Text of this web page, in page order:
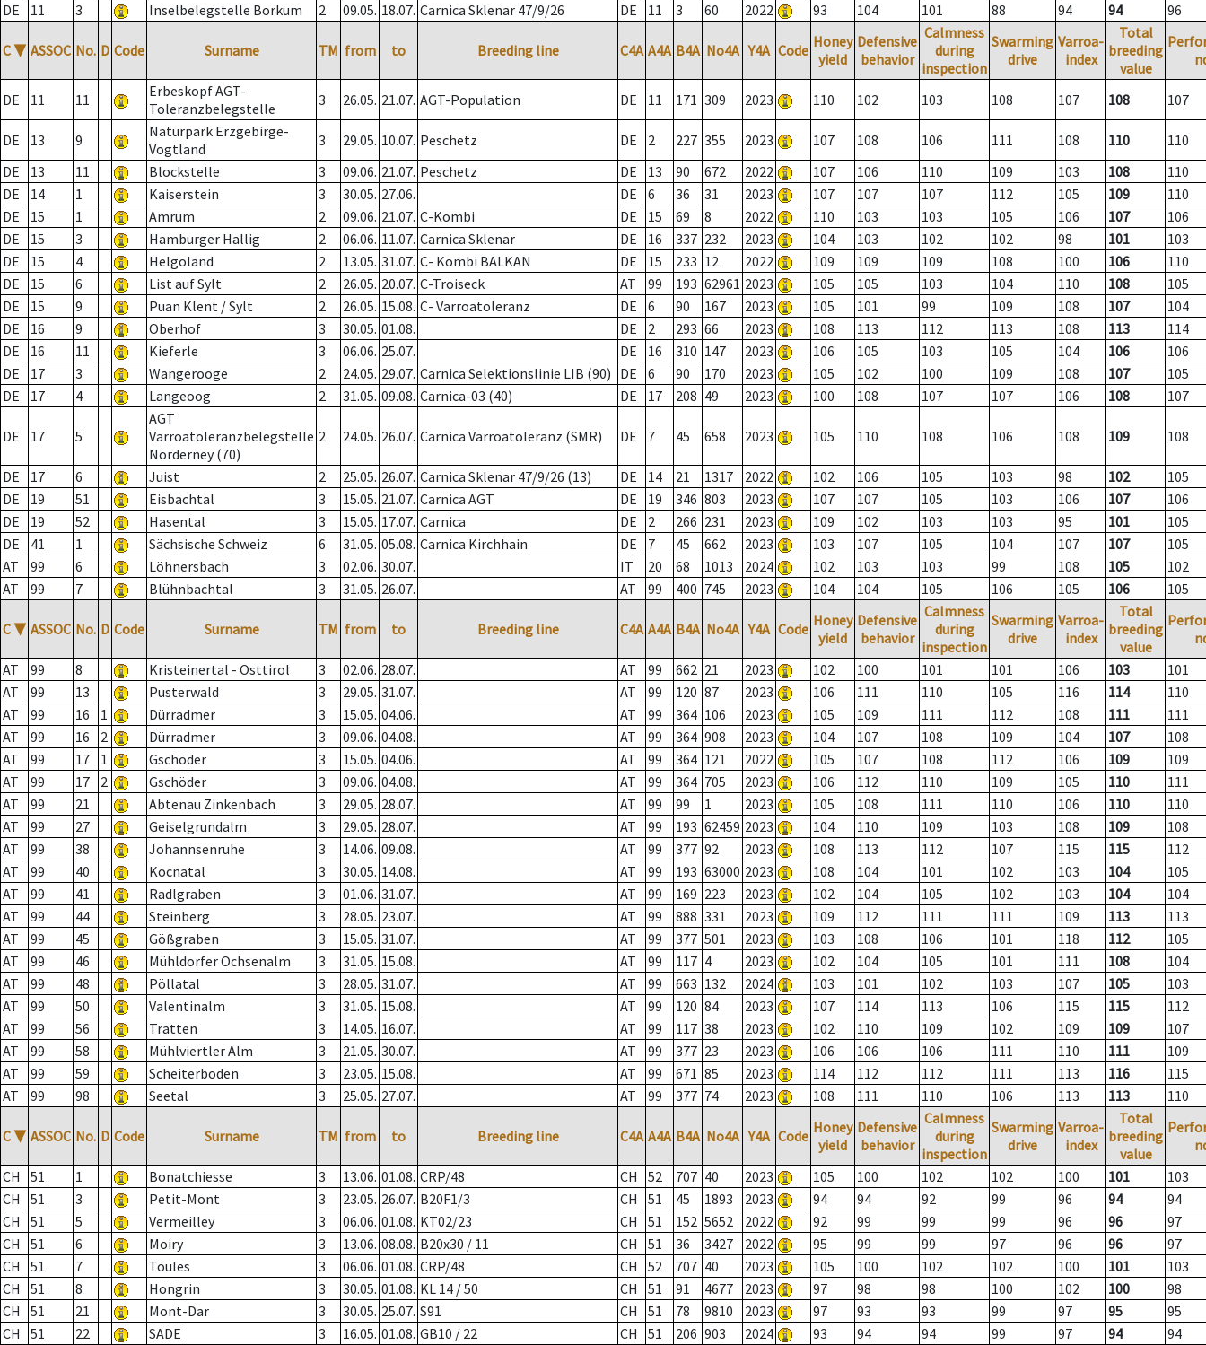
DE
11 3 Inselbelegstelle Borkum 2 09.05. 18.07. Carnica Sklenar 47/9/26 DE 11 3 60 2022 93 104 101 88 94 94 96
C ▼ ASSOC No. D Code Surname TM from to Breeding line C4A A4A B4A No4A Y4A Code Honey
yield
Defensive
behavior
Calmness
during
inspection
Swarming
drive
Varroa-
index
Total
breeding
value
DE 11 11
Erbeskopf AGT-
Toleranzbelegstelle
3 26.05. 21.07. AGT-Population DE 11 171 309 2023 110 102 103 108 107 108 107
DE 13 9
Naturpark Erzgebirge-
Vogtland
3 29.05. 10.07. Peschetz DE 2 227 355 2023 107 108 106 111 108 110
110
DE
13 11 Blockstelle 3 09.06. 21.07. Peschetz DE 13 90 672 2022 107 106 110 109 103 108
110
DE
14 1 Kaiserstein 3 30.05. 27.06. DE 6 36 31 2023 107 107 107 112 105 109
110
DE
15 1 Amrum 2 09.06. 21.07. C-Kombi DE 15 69 8 2022 110 103 103 105 106 107
106
DE
15 3 Hamburger Hallig 2 06.06. 11.07. Carnica Sklenar DE 16 337 232 2023 104 103 102 102 98 101
103
DE
15 4 Helgoland 2 13.05. 31.07. C- Kombi BALKAN DE 15 233 12 2022 109 109 109 108 100 106
110
DE
15 6 List auf Sylt 2 26.05. 20.07. C-Troiseck AT 99 193 62961 2023 105 105 103 104 110 108
105
DE
15 9 Puan Klent / Sylt 2 26.05. 15.08. C- Varroatoleranz DE 6 90 167 2023 105 101 99 109 108 107
104
DE
16 9 Oberhof 3 30.05. 01.08. DE 2 293 66 2023 108 113 112 113 108 113
114
DE
16 11 Kieferle 3 06.06. 25.07. DE 16 310 147 2023 106 105 103 105 104 106
106
DE
17 3 Wangerooge 2 24.05. 29.07. Carnica Selektionslinie LIB (90) DE 6 90 170 2023 105 102 100 109 108 107
105
DE
17 4 Langeoog 2 31.05. 09.08. Carnica-03 (40) DE 17 208 49 2023 100 108 107 107 106 108 107
DE 17 5
AGT
Varroatoleranzbelegstelle
Norderney (70)
2 24.05. 26.07. Carnica Varroatoleranz (SMR) DE 7 45 658 2023 105 110 108 106 108 109 108
DE 17 6 Juist 2 25.05. 26.07. Carnica Sklenar 47/9/26 (13) DE 14 21 1317 2022 102 106 105 103 98 102
105
DE
19 51 Eisbachtal 3 15.05. 21.07. Carnica AGT DE 19 346 803 2023 107 107 105 103 106 107
106
DE
19 52 Hasental 3 15.05. 17.07. Carnica DE 2 266 231 2023 109 102 103 103 95 101
105
DE
41 1 Sächsische Schweiz 6 31.05. 05.08. Carnica Kirchhain DE 7 45 662 2023 103 107 105 104 107 107
105
AT
99 6 Löhnersbach 3 02.06. 30.07. IT 20 68 1013 2024 102 103 103 99 108 105
102
AT
99 7 Blühnbachtal 3 31.05. 26.07. AT 99 400 745 2023 104 104 105 106 105 106 105
C ▼ ASSOC No. D Code Surname TM from to Breeding line C4A A4A B4A No4A Y4A Code Honey
yield
Defensive
behavior
Calmness
during
inspection
Swarming
drive
Varroa-
index
Total
breeding
value
AT
99 8 Kristeinertal - Osttirol 3 02.06. 28.07. AT 99 662 21 2023 102 100 101 101 106 103
101
AT
99 13 Pusterwald 3 29.05. 31.07. AT 99 120 87 2023 106 111 110 105 116 114
110
AT
99 16 1 Dürradmer 3 15.05. 04.06. AT 99 364 106 2023 105 109 111 112 108 111
111
AT
99 16 2 Dürradmer 3 09.06. 04.08. AT 99 364 908 2023 104 107 108 109 104 107
108
AT
99 17 1 Gschöder 3 15.05. 04.06. AT 99 364 121 2022 105 107 108 112 106 109
109
AT
99 17 2 Gschöder 3 09.06. 04.08. AT 99 364 705 2023 106 112 110 109 105 110
111
AT
99 21 Abtenau Zinkenbach 3 29.05. 28.07. AT 99 99 1 2023 105 108 111 110 106 110
110
AT
99 27 Geiselgrundalm 3 29.05. 28.07. AT 99 193 62459 2023 104 110 109 103 108 109
108
AT
99 38 Johannsenruhe 3 14.06. 09.08. AT 99 377 92 2023 108 113 112 107 115 115
112
AT
99 40 Kocnatal 3 30.05. 14.08. AT 99 193 63000 2023 108 104 101 102 103 104
105
AT
99 41 Radlgraben 3 01.06. 31.07. AT 99 169 223 2023 102 104 105 102 103 104
104
AT
99 44 Steinberg 3 28.05. 23.07. AT 99 888 331 2023 109 112 111 111 109 113
113
AT
99 45 Gößgraben 3 15.05. 31.07. AT 99 377 501 2023 103 108 106 101 118 112
105
AT
99 46 Mühldorfer Ochsenalm 3 31.05. 15.08. AT 99 117 4 2023 102 104 105 101 111 108
104
AT
99 48 Pöllatal 3 28.05. 31.07. AT 99 663 132 2024 103 101 102 103 107 105
103
AT
99 50 Valentinalm 3 31.05. 15.08. AT 99 120 84 2023 107 114 113 106 115 115
112
AT
99 56 Tratten 3 14.05. 16.07. AT 99 117 38 2023 102 110 109 102 109 109
107
AT
99 58 Mühlviertler Alm 3 21.05. 30.07. AT 99 377 23 2023 106 106 106 111 110 111
109
AT
99 59 Scheiterboden 3 23.05. 15.08. AT 99 671 85 2023 114 112 112 111 113 116
115
AT
99 98 Seetal 3 25.05. 27.07. AT 99 377 74 2023 108 111 110 106 113 113 110
C ▼ ASSOC No. D Code Surname TM from to Breeding line C4A A4A B4A No4A Y4A Code Honey
yield
Defensive
behavior
Calmness
during
inspection
Swarming
drive
Varroa-
index
Total
breeding
value
CH
51 1 Bonatchiesse 3 13.06. 01.08. CRP/48 CH 52 707 40 2023 105 100 102 102 100 101
103
CH
51 3 Petit-Mont 3 23.05. 26.07. B20F1/3 CH 51 45 1893 2023 94 94 92 99 96 94
94
CH
51 5 Vermeilley 3 06.06. 01.08. KT02/23 CH 51 152 5652 2022 92 99 99 99 96 96
97
CH
51 6 Moiry 3 13.06. 08.08. B20x30 / 11 CH 51 36 3427 2022 95 99 99 97 96 96
97
CH
51 7 Toules 3 06.06. 01.08. CRP/48 CH 52 707 40 2023 105 100 102 102 100 101
103
CH
51 8 Hongrin 3 30.05. 01.08. KL 14 / 50 CH 51 91 4677 2023 97 98 98 100 102 100
98
CH
51 21 Mont-Dar 3 30.05. 25.07. S91 CH 51 78 9810 2023 97 93 93 99 97 95
95
CH
51 22 SADE 3 16.05. 01.08. GB10 / 22 CH 51 206 903 2024 93 94 94 99 97 94 94